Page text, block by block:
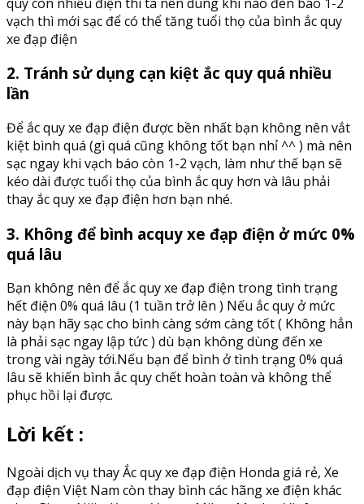
vạch thì mới sạc để có thể tăng tuổi thọ của bình ắc quy
xe đạp điện
2. Tránh sử dụng cạn kiệt ắc quy quá nhiều
lần
Để ắc quy xe đạp điện được bền nhất bạn không nên vắt
kiệt bình quá (gì quá cũng không tốt bạn nhỉ ^^ ) mà nên
sạc ngay khi vạch báo còn 1-2 vạch, làm như thế bạn sẽ
kéo dài được tuổi thọ của bình ắc quy hơn và lâu phải
thay ắc quy xe đạp điện hơn bạn nhé.
3. Không để bình acquy xe đạp điện ở mức 0%
quá lâu
Bạn không nên để ắc quy xe đạp điện trong tình trạng
hết điện 0% quá lâu (1 tuần trở lên ) Nếu ắc quy ở mức
này bạn hãy sạc cho bình càng sớm càng tốt ( Không hẳn
là phải sạc ngay lập tức ) dù bạn không dùng đến xe
trong vài ngày tới.Nếu bạn để bình ở tình trạng 0% quá
lâu sẽ khiến bình ắc quy chết hoàn toàn và không thể
phục hồi lại được.
Lời kết :
Ngoài dịch vụ thay Ắc quy xe đạp điện Honda giá rẻ, Xe
đạp điện Việt Nam còn thay bình các hãng xe điện khác